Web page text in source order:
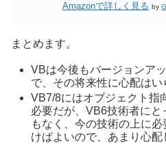
Amazonで詳しく見る by
まとめます。
VBは今後もバージョンア
で、その将来性に心配はい
VB7/8にはオブジェクト指
必要だが、VB6技術者に
もなく、今の技術の上に
けばよいので、あまり心配